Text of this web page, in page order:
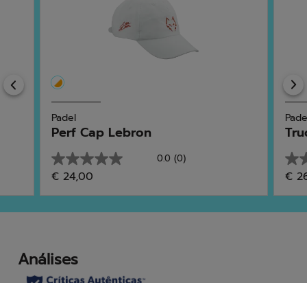
Previous
Padel
Perf Cap Lebron
0.0 (0)
0.0
em
5
estrelas.
€ 24,00
0.0
em
5
€